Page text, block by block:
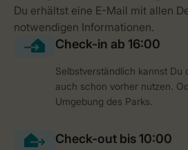
Selbstverständlich kannst Du
auch schon vorher nutzen.
Umgebung des Parks.